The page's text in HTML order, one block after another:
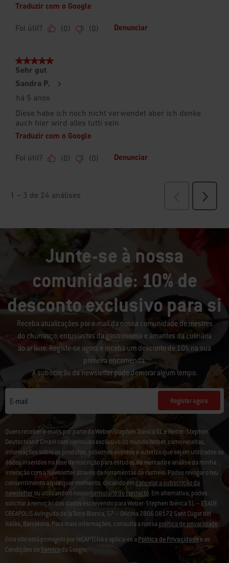
Junte-se à nossa
comunidade: 10% de
desconto exclusivo para si
Receba atualizações por e-mail da nossa comunidade de mestres
do churrasco, entusiastas da gastronomia e amantes da culinária
ao ar livre. Registe-se agora e receba um desconto de 10% na sua
primeira encomenda.
A subscrição da newsletter pode demorar algum tempo.
E-mail Registar agora
Quero receber e-mails por parte da Weber-Stephen Ibérica SL e Weber-Stephen
Deutschland GmbH com conteúdo exclusivo do mundo Weber, como receitas,
informações sobre os produtos, próximos eventos e autorizo que sejam utilizados os
dados inseridos na fase de inscrição para estudos de mercado e análise da minha
interação com a Newsletter através de ferramentas de rastreio. Podes revogar o teu
consentimento a qualquer momento, clicando em cancelar a subscrição da
newsletterou utilizando o nossoformulário de contacto. Em alternativa, podes
solicitar a remoção dos dados escrevendo para Weber-Stephen Ibérica SL – ESADE
CREAPOLIS Avinguda de la Torre Blanca, 57 – Oficina 2B06 08172 Sant Cugat del
Vallès, Barcelona. Para mais informações, consulta a nossapolítica de privacidade.
Este site está protegido por reCAPTCHA e aplica-se aPolítica de Privacidadee as
Condições deServiçoda Google.